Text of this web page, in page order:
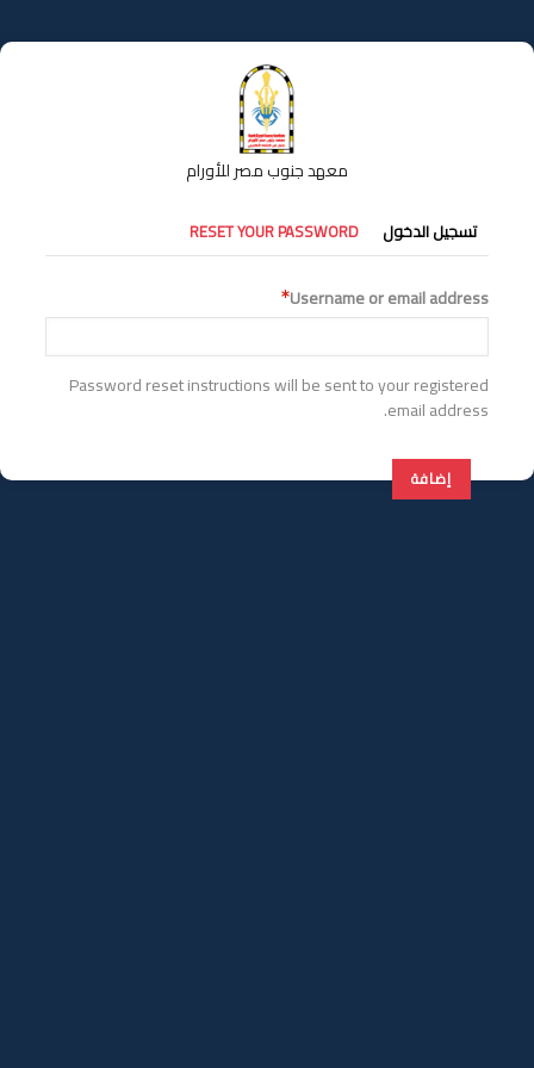
إلى
المحتوى
معهد جنوب مصر للأورام
التبويبات
الأساسية
تسجيل الدخول RESET YOUR PASSWORD
Username or email address
Password reset instructions will be sent to your registered
email address.